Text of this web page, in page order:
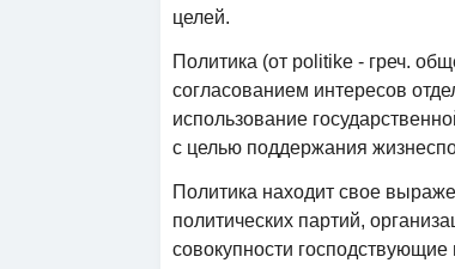
целей.
Политика (от politike - греч.
согласованием интересов
использование
с целью поддержания
Политика находит свое
политических партий,
совокупности господствующие